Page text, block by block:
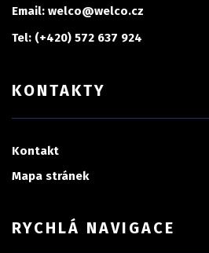
Email: welco@welco.cz
Tel: (+420) 572 637 924
KONTAKTY
Kontakt
Mapa stránek
RYCHLÁ NAVIGACE